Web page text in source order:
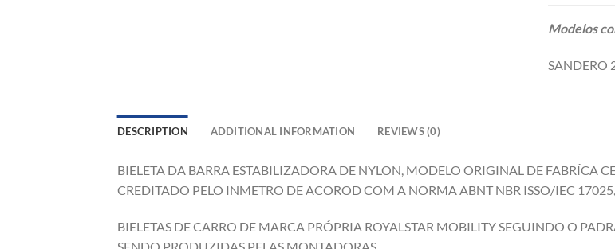
Modelos
SANDERO
DESCRIPTION ADDITIONAL INFORMATION REVIEWS (0)
BIELETA DA BARRA ESTABILIZADORA DE NYLON, MODELO ORIGINAL DE FABRÍCA
CREDITADO PELO INMETRO DE ACOROD COM A NORMA ABNT NBR ISSO/IEC
BIELETAS DE CARRO DE MARCA PRÓPRIA ROYALSTAR MOBILITY SEGUINDO O